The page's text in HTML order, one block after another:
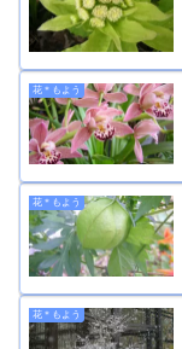
花＊もよう
花＊もよう
花＊もよう